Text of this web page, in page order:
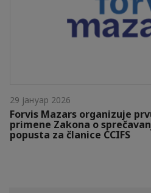
29 јануар 2026
Forvis Mazars organizuje
primene Zakona o
popusta za članice CCIFS